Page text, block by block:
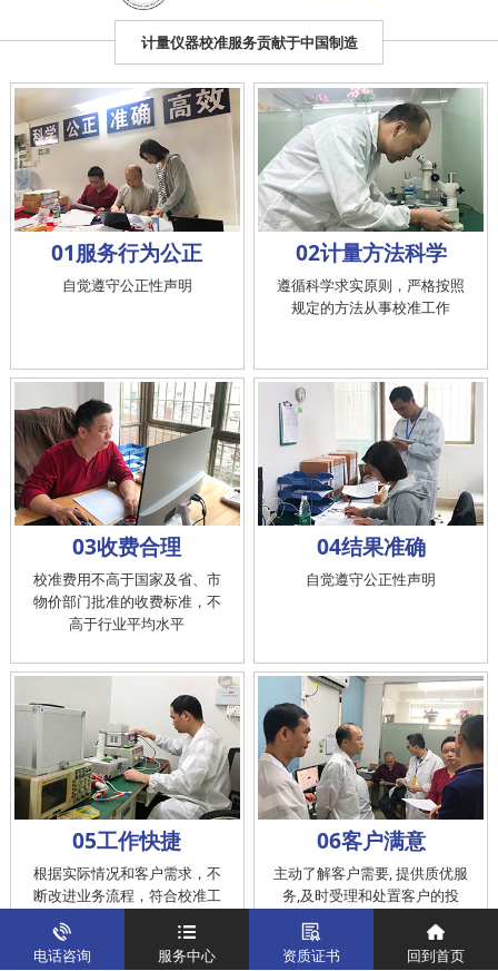
计量仪器校准服务贡献于中国制造
01服务行为公正
自觉遵守公正性声明
02计量方法科学
遵循科学求实原则，严格按照
规定的方法从事校准工作
03收费合理
校准费用不高于国家及省、市
物价部门批准的收费标准，不
高于行业平均水平
04结果准确
自觉遵守公正性声明
05工作快捷
根据实际情况和客户需求，不
断改进业务流程，符合校准工
作在服务的时间标准内完成
06客户满意
主动了解客户需要, 提供质优服
务,及时受理和处置客户的投
诉，提供快捷、方便的后续服
电话咨询 服务中心 资质证书 回到首页